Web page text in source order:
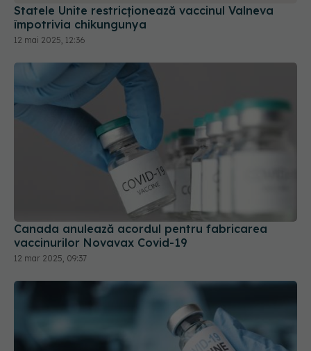
Statele Unite restricţionează vaccinul Valneva
împotrivia chikungunya
12 mai 2025, 12:36
Canada anulează acordul pentru fabricarea
vaccinurilor Novavax Covid-19
12 mar 2025, 09:37